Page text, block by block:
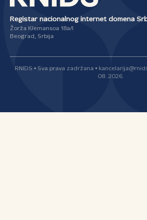
Registar nacionalnog internet domena
Žorža Klemansoa 18a/I
Beograd, Srbija
RNIDS • Sva prava zadržana •
08. 2026.